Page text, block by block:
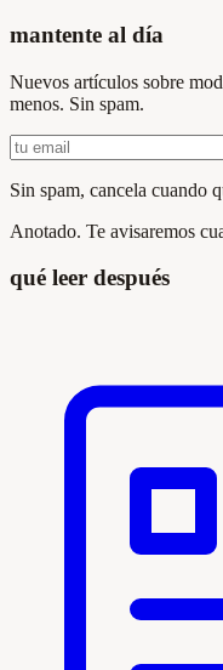
mantente al día
Nuevos artículos sobre
menos. Sin spam.
Sin spam, cancela cuando
Anotado. Te avisaremos
qué leer después